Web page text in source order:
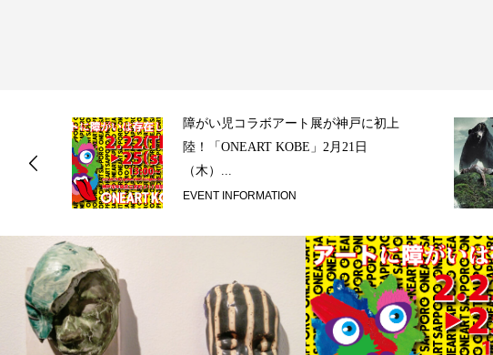
障がい児コラボアート展が神戸に初上
陸！「ONEART KOBE」2月21日
（木）...
EVENT INFORMATION